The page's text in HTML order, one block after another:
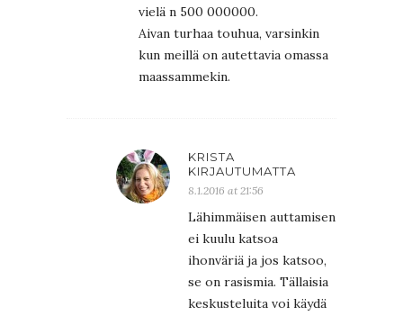
vielä n 500 000000.
Aivan turhaa touhua, varsinkin
kun meillä on autettavia omassa
maassammekin.
KRISTA
KIRJAUTUMATTA
8.1.2016 at 21:56
Lähimmäisen auttamisen
ei kuulu katsoa
ihonväriä ja jos katsoo,
se on rasismia. Tällaisia
keskusteluita voi käydä